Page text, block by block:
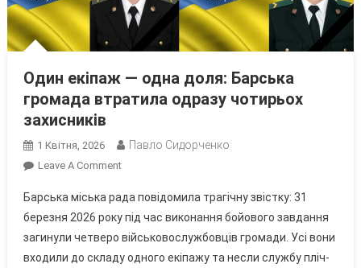
Один екіпаж — одна доля: Барська
громада втратила одразу чотирьох
захисників
1 Квітня, 2026 Павло Сидорченко
Leave A CommentOn
Екіпаж
—
Одна
Доля:
Барська міська рада повідомила трагічну звістку: 31
березня 2026 року під час виконання бойового завдання
загинули четверо військовослужбовців громади. Усі вони
входили до складу одного екіпажу та несли службу пліч-